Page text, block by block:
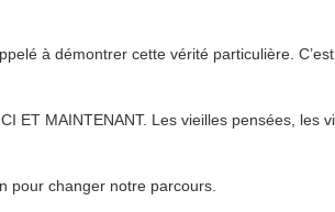
à démontrer cette vérité particulière.
ET MAINTENANT. Les vieilles pensées, les
pour changer notre parcours.